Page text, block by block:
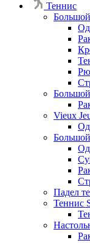
Теннис
Vieux
Падел
Теннис